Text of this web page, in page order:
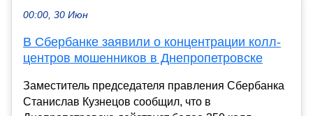
00:00, 30 Июн
В Сбербанке заявили о концентрации колл-
центров мошенников в Днепропетровске
Заместитель председателя правления Сбербанка
Станислав Кузнецов сообщил, что в